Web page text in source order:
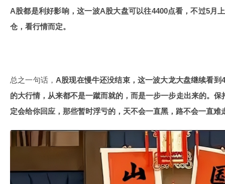
A股都是利好影响，这一波A股大盘可以往4400点看，不过5月
仓，看行情而定。
总之一句话， A股现在慢牛还没结束，这一波大龙大盘继续看到
的大行情，从来都不是一蹴而就的，而是一步一步走出来的。
定会给你回应，那些暂时浮亏的，天不会一直黑，路不会一直难